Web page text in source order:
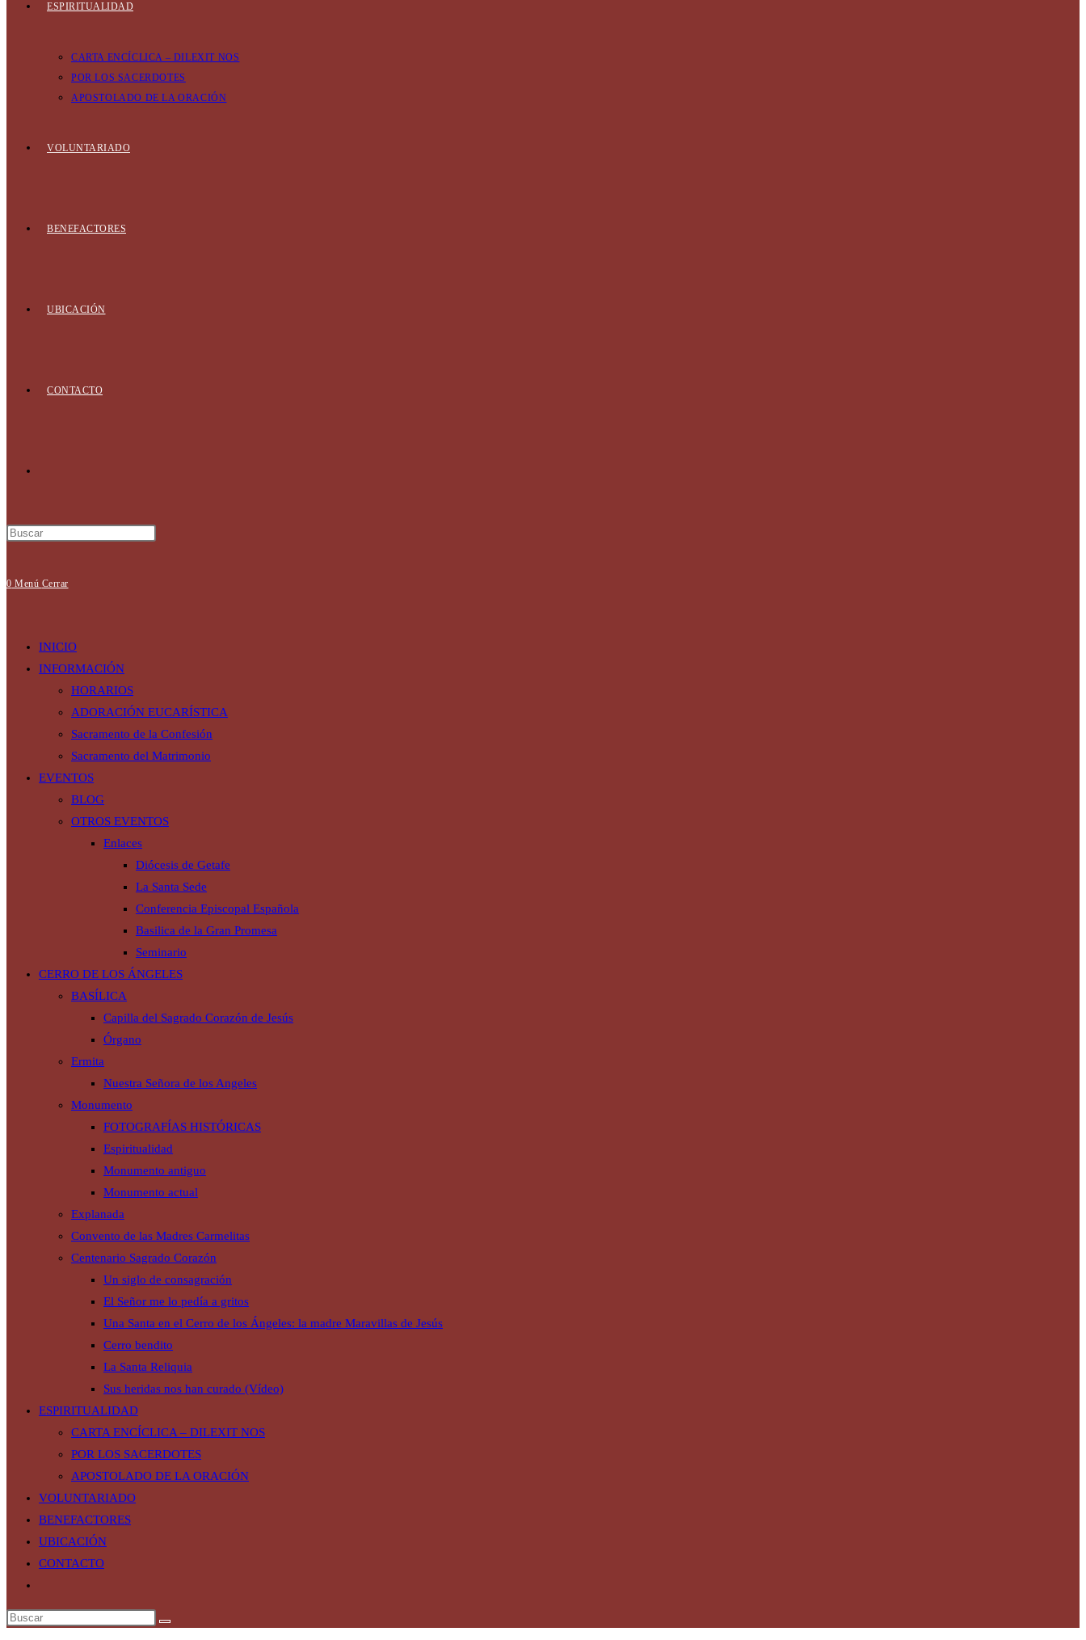
ESPIRITUALIDAD
CARTA ENCÍCLICA – DILEXIT NOS
POR LOS SACERDOTES
APOSTOLADO DE LA ORACIÓN
VOLUNTARIADO
BENEFACTORES
UBICACIÓN
CONTACTO
0 Menú Cerrar
INICIO
INFORMACIÓN
HORARIOS
ADORACIÓN EUCARÍSTICA
Sacramento de la Confesión
Sacramento del Matrimonio
EVENTOS
BLOG
OTROS EVENTOS
Enlaces
Diócesis de Getafe
La Santa Sede
Conferencia Episcopal Española
Basilica de la Gran Promesa
Seminario
CERRO DE LOS ÁNGELES
BASÍLICA
Capilla del Sagrado Corazón de Jesús
Órgano
Ermita
Nuestra Señora de los Angeles
Monumento
FOTOGRAFÍAS HISTÓRICAS
Espiritualidad
Monumento antiguo
Monumento actual
Explanada
Convento de las Madres Carmelitas
Centenario Sagrado Corazón
Un siglo de consagración
El Señor me lo pedía a gritos
Una Santa en el Cerro de los Ángeles: la madre Maravillas de Jesús
Cerro bendito
La Santa Reliquia
Sus heridas nos han curado (Vídeo)
ESPIRITUALIDAD
CARTA ENCÍCLICA – DILEXIT NOS
POR LOS SACERDOTES
APOSTOLADO DE LA ORACIÓN
VOLUNTARIADO
BENEFACTORES
UBICACIÓN
CONTACTO
de